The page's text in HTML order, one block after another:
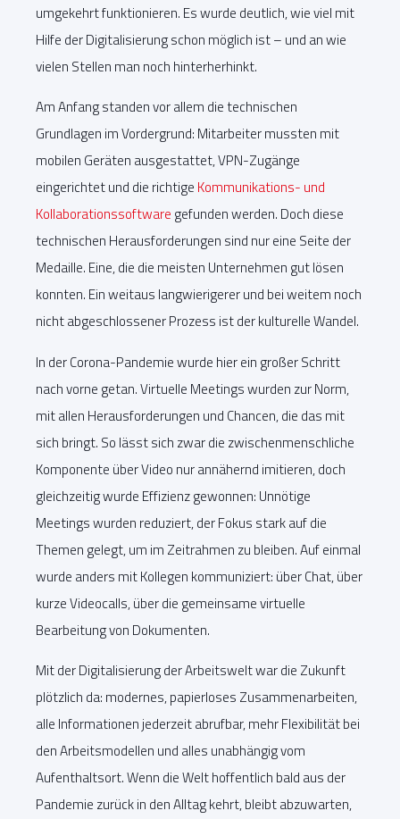
umgekehrt funktionieren. Es wurde deutlich, wie viel mit
Hilfe der Digitalisierung schon möglich ist – und an wie
vielen Stellen man noch hinterherhinkt.
Am Anfang standen vor allem die technischen
Grundlagen im Vordergrund: Mitarbeiter mussten mit
mobilen Geräten ausgestattet, VPN-Zugänge
eingerichtet und die richtige Kommunikations- und
Kollaborationssoftware gefunden werden. Doch diese
technischen Herausforderungen sind nur eine Seite der
Medaille. Eine, die die meisten Unternehmen gut lösen
konnten. Ein weitaus langwierigerer und bei weitem noch
nicht abgeschlossener Prozess ist der kulturelle Wandel.
In der Corona-Pandemie wurde hier ein großer Schritt
nach vorne getan. Virtuelle Meetings wurden zur Norm,
mit allen Herausforderungen und Chancen, die das mit
sich bringt. So lässt sich zwar die zwischenmenschliche
Komponente über Video nur annähernd imitieren, doch
gleichzeitig wurde Effizienz gewonnen: Unnötige
Meetings wurden reduziert, der Fokus stark auf die
Themen gelegt, um im Zeitrahmen zu bleiben. Auf einmal
wurde anders mit Kollegen kommuniziert: über Chat, über
kurze Videocalls, über die gemeinsame virtuelle
Bearbeitung von Dokumenten.
Mit der Digitalisierung der Arbeitswelt war die Zukunft
plötzlich da: modernes, papierloses Zusammenarbeiten,
alle Informationen jederzeit abrufbar, mehr Flexibilität bei
den Arbeitsmodellen und alles unabhängig vom
Aufenthaltsort. Wenn die Welt hoffentlich bald aus der
Pandemie zurück in den Alltag kehrt, bleibt abzuwarten,